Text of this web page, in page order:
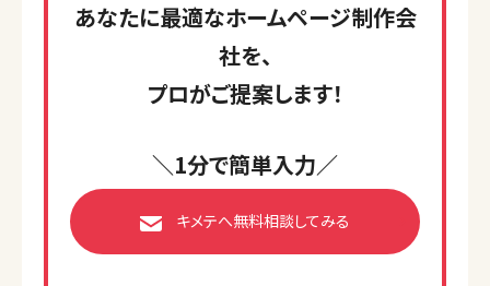
あなたに最適なホームページ制作会
社を、
プロがご提案します！
＼1分で簡単入力／
キメテへ無料相談してみる